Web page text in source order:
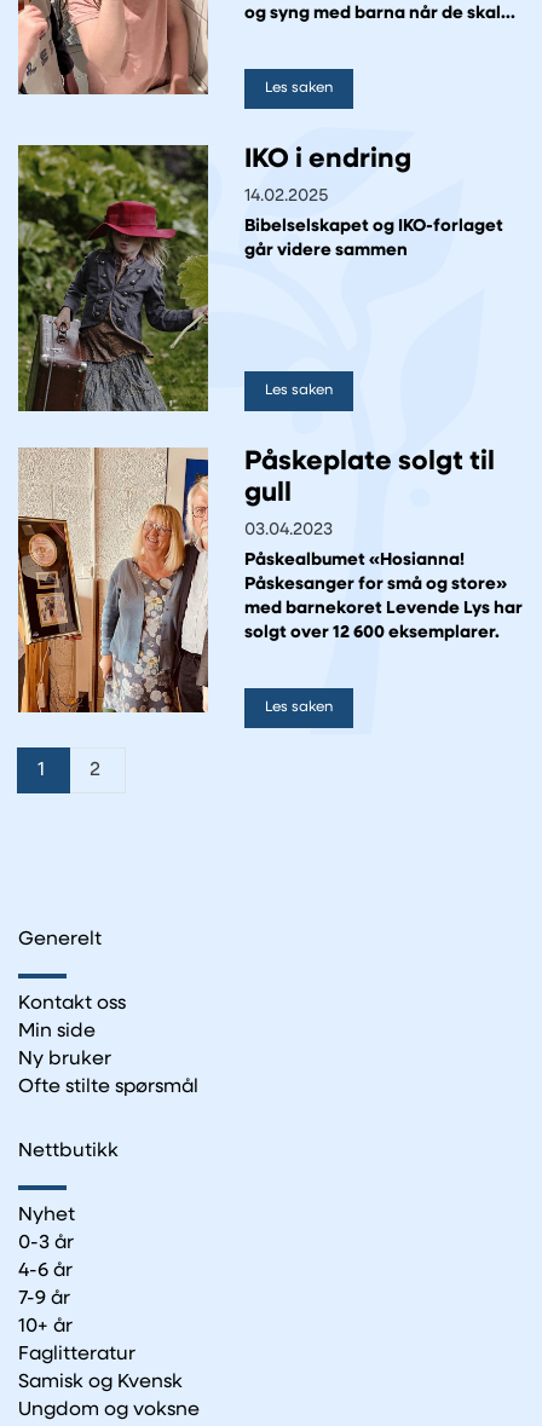
og syng med barna når de skal
Les saken
IKO i endring
14.02.2025
Bibelselskapet og IKO-forlaget
går videre sammen
Les saken
Påskeplate solgt til
gull
03.04.2023
Påskealbumet «Hosianna!
Påskesanger for små og store»
med barnekoret Levende Lys har
solgt over 12 600 eksemplarer.
Les saken
1 2
Generelt
Kontakt oss
Min side
Ny bruker
Ofte stilte spørsmål
Nettbutikk
Nyhet
0-3 år
4-6 år
7-9 år
10+ år
Faglitteratur
Samisk og Kvensk
Ungdom og voksne